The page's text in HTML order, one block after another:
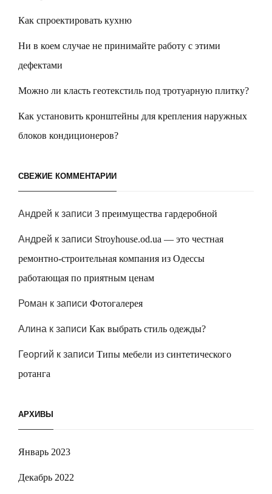
Как спроектировать кухню
Ни в коем случае не принимайте работу с этими
дефектами
Можно ли класть геотекстиль под тротуарную плитку?
Как установить кронштейны для крепления наружных
блоков кондиционеров?
СВЕЖИЕ КОММЕНТАРИИ
Андрей к записи 3 преимущества гардеробной
Андрей к записи Stroyhouse.od.ua — это честная
ремонтно-строительная компания из Одессы
работающая по приятным ценам
Роман к записи Фотогалерея
Алина к записи Как выбрать стиль одежды?
Георгий к записи Типы мебели из синтетического
ротанга
АРХИВЫ
Январь 2023
Декабрь 2022